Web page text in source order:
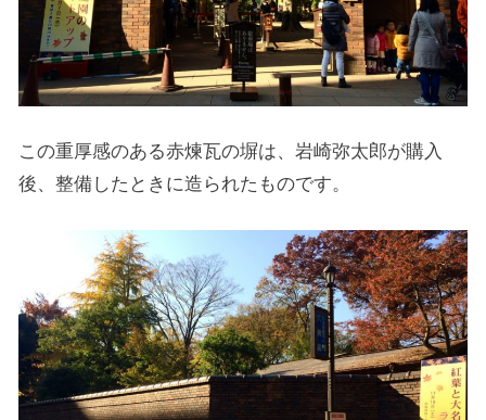
この重厚感のある赤煉瓦の塀は、岩崎弥太郎が購入
後、整備したときに造られたものです。